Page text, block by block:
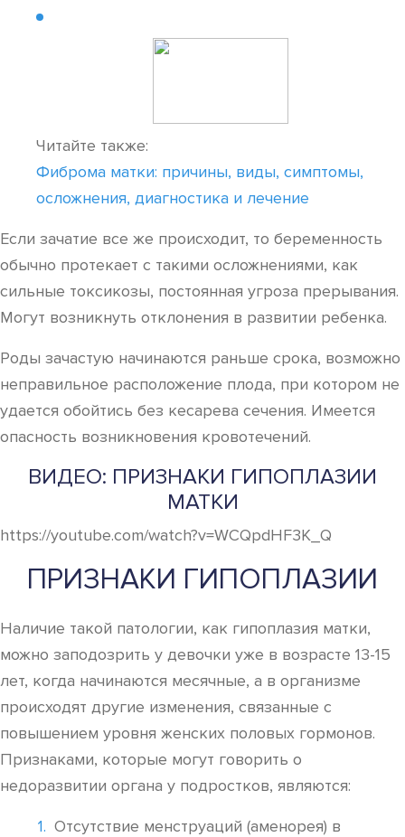
Читайте также:
Фиброма матки: причины, виды, симптомы,
осложнения, диагностика и лечение
Если зачатие все же происходит, то беременность
обычно протекает с такими осложнениями, как
сильные токсикозы, постоянная угроза прерывания.
Могут возникнуть отклонения в развитии ребенка.
Роды зачастую начинаются раньше срока, возможно
неправильное расположение плода, при котором не
удается обойтись без кесарева сечения. Имеется
опасность возникновения кровотечений.
ВИДЕО: ПРИЗНАКИ ГИПОПЛАЗИИ
МАТКИ
https://youtube.com/watch?v=WCQpdHF3K_Q
ПРИЗНАКИ ГИПОПЛАЗИИ
Наличие такой патологии, как гипоплазия матки,
можно заподозрить у девочки уже в возрасте 13-15
лет, когда начинаются месячные, а в организме
происходят другие изменения, связанные с
повышением уровня женских половых гормонов.
Признаками, которые могут говорить о
недоразвитии органа у подростков, являются:
Отсутствие менструаций (аменорея) в